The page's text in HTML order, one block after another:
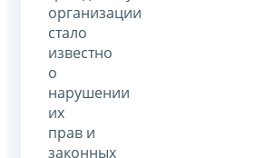
организации
стало
известно
о
нарушении
их
прав и
законных